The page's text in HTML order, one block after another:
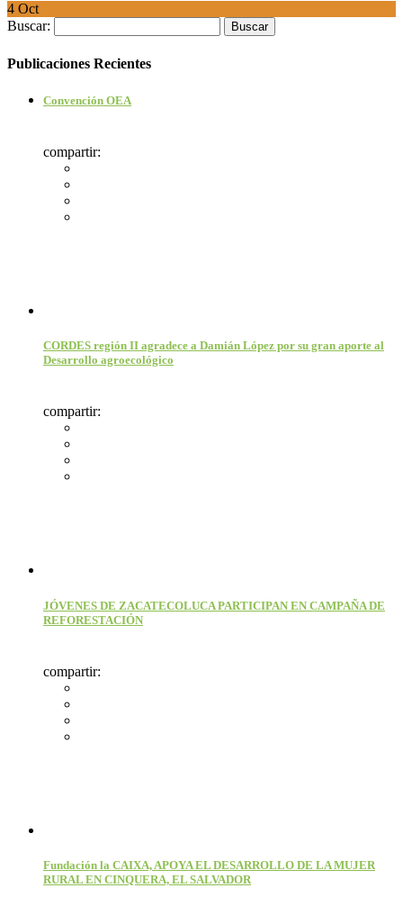
4 Oct
Buscar:
Publicaciones Recientes
Convención OEA
compartir:
CORDES región II agradece a Damián López por su gran aporte al
Desarrollo agroecológico
compartir:
JÓVENES DE ZACATECOLUCA PARTICIPAN EN CAMPAÑA DE
REFORESTACIÓN
compartir:
Fundación la CAIXA, APOYA EL DESARROLLO DE LA MUJER
RURAL EN CINQUERA, EL SALVADOR